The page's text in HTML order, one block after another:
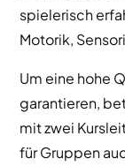
spielerisch
Motorik,
Um eine hohe
garantieren,
mit zwei
für Gruppen